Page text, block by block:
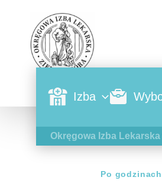
Izba
Okręgowa Izba
Po godzinach